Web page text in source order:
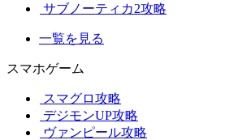
サブノーティカ2攻略
一覧を見る
スマホゲーム
スマグロ攻略
デジモンUP攻略
ヴァンピール攻略